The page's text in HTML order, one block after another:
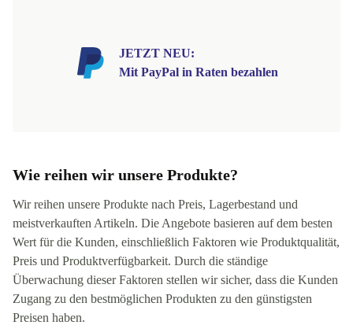
JETZT NEU:
Mit PayPal in Raten bezahlen
Wie reihen wir unsere Produkte?
Wir reihen unsere Produkte nach Preis, Lagerbestand und
meistverkauften Artikeln. Die Angebote basieren auf dem besten
Wert für die Kunden, einschließlich Faktoren wie Produktqualität,
Preis und Produktverfügbarkeit. Durch die ständige
Überwachung dieser Faktoren stellen wir sicher, dass die Kunden
Zugang zu den bestmöglichen Produkten zu den günstigsten
Preisen haben.